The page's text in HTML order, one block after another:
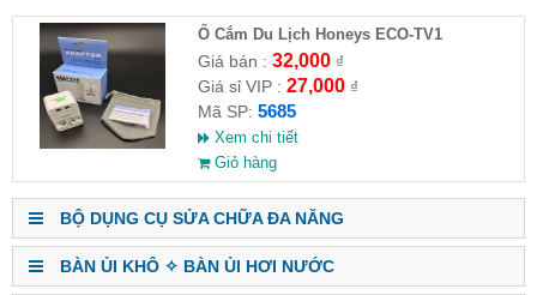
Ổ Cắm Du Lịch Honeys ECO-TV1
Giá bán : 32,000₫
Giá sỉ VIP : 27,000₫
Mã SP: 5685
Xem chi tiết
Giỏ hàng
BỘ DỤNG CỤ SỬA CHỮA ĐA NĂNG
BÀN ỦI KHÔ ✧ BÀN ỦI HƠI NƯỚC